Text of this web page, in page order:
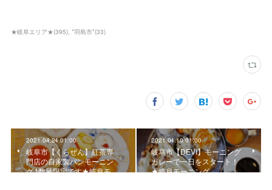
★岐阜エリア★(395) *羽島市*(33)
2021.04.24 01:00
岐阜市【くらぜん】紅茶専
門店の自家製パンモーニン
グ♪数量限定です★岐阜モ…
2021.04.10 01:00
岐阜市【DEVI】モーニング
カレーで一日をスタート！
★岐阜モーニング